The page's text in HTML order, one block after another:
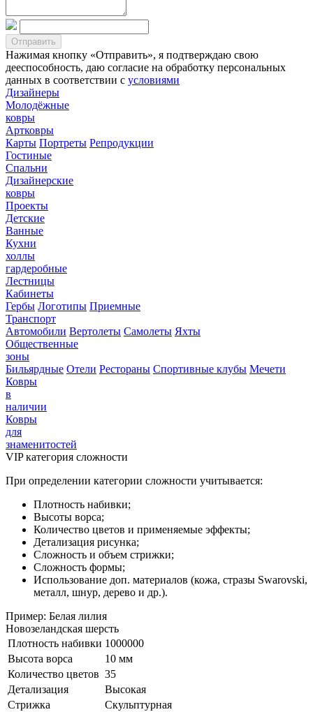
Нажимая кнопку «Отправить», я подтверждаю свою
дееспособность, даю согласие на обработку персональных
данных в соответствии с условиями
Дизайнеры
Молодёжные
ковры
Артковры
Карты Портреты Репродукции
Гостиные
Спальни
Дизайнерские
ковры
Проекты
Детские
Ванные
Кухни
холлы
гардеробные
Лестницы
Кабинеты
Гербы Логотипы Приемные
Транспорт
Автомобили Вертолеты Самолеты Яхты
Общественные
зоны
Бильярдные Отели Рестораны Спортивные клубы Мечети
Ковры
в
наличии
Ковры
для
знаменитостей
VIP категория сложности
При определении категории сложности учитывается:
Плотность набивки;
Высоты ворса;
Количество цветов и применяемые эффекты;
Детализация рисунка;
Сложность и объем стрижки;
Сложность формы;
Использование доп. материалов (кожа, стразы Swarovski,
металл, шнур, дерево и др.).
Пример: Белая лилия
Новозеландская шерсть
Плотность набивки 1000000
Высота ворса
10 мм
Количество цветов 35
Детализация
Высокая
Стрижка
Скульптурная